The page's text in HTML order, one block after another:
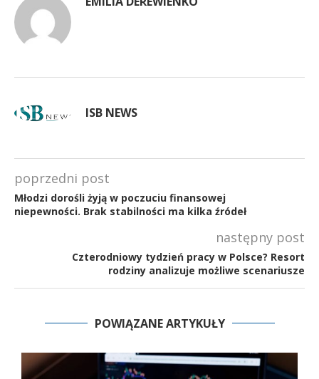
ISB NEWS
poprzedni post
Młodzi dorośli żyją w poczuciu finansowej
niepewności. Brak stabilności ma kilka źródeł
następny post
Czterodniowy tydzień pracy w Polsce? Resort
rodziny analizuje możliwe scenariusze
POWIĄZANE ARTYKUŁY